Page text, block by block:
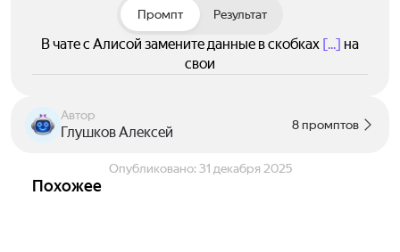
Промпт Результат
В чате с Алисой замените данные в скобках [...] на
свои
Автор
Глушков Алексей 8 промптов
Опубликовано: 31 декабря 2025
Похожее